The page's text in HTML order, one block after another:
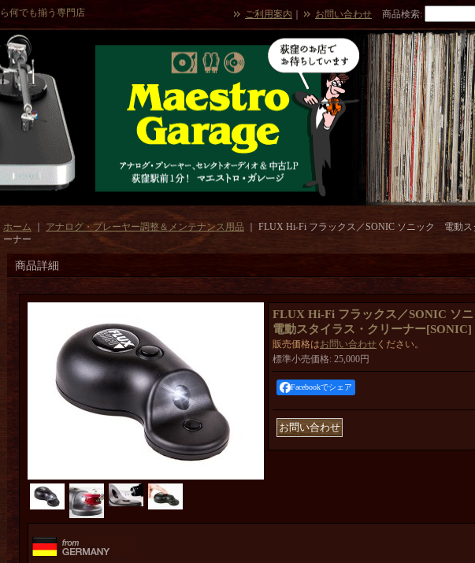
何でも揃う専門店 ご利用案内 お問い合わせ 商品検索:
ホーム アナログ・プレーヤー調整＆メンテナンス用品
FLUX Hi-Fi フラックス／SONIC ソニック 電動ス
ーナー
商品詳細
FLUX Hi-Fi フラックス／SONIC ソ
電動スタイラス・クリーナー[SONIC]
販売価格はお問い合わせ ください。
標準小売価格: 25,000円
Facebookでシェア